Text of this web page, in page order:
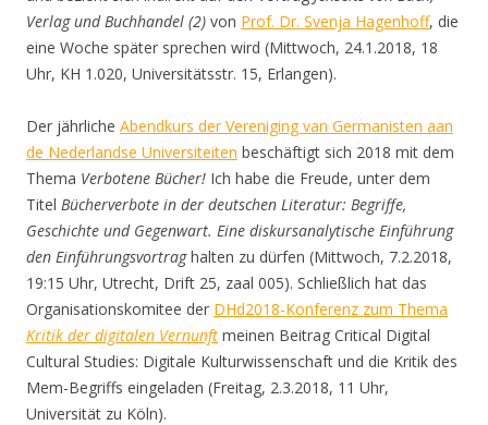
Verlag und Buchhandel (2) von Prof. Dr. Svenja Hagenhoff, die
eine Woche später sprechen wird (Mittwoch, 24.1.2018, 18
Uhr, KH 1.020, Universitätsstr. 15, Erlangen).
Der jährliche Abendkurs der Vereniging van Germanisten aan
de Nederlandse Universiteiten beschäftigt sich 2018 mit dem
Thema Verbotene Bücher! Ich habe die Freude, unter dem
Titel Bücherverbote in der deutschen Literatur: Begriffe,
Geschichte und Gegenwart. Eine diskursanalytische Einführung
den Einführungsvortraghalten zu dürfen (Mittwoch, 7.2.2018,
19:15 Uhr, Utrecht, Drift 25, zaal 005). Schließlich hat das
Organisationskomitee der DHd2018-Konferenz zum Thema
Kritik der digitalen Vernunft meinen Beitrag Critical Digital
Cultural Studies: Digitale Kulturwissenschaft und die Kritik des
Mem-Begriffs eingeladen (Freitag, 2.3.2018, 11 Uhr,
Universität zu Köln).